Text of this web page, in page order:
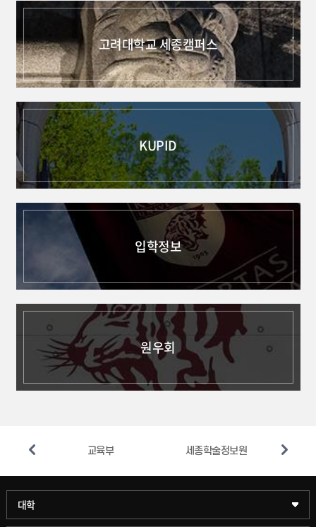
고려대학교 세종캠퍼스
KUPID
입학정보
원우회
캠퍼스 교육부 세종학술정보원
대학
과학기술대학